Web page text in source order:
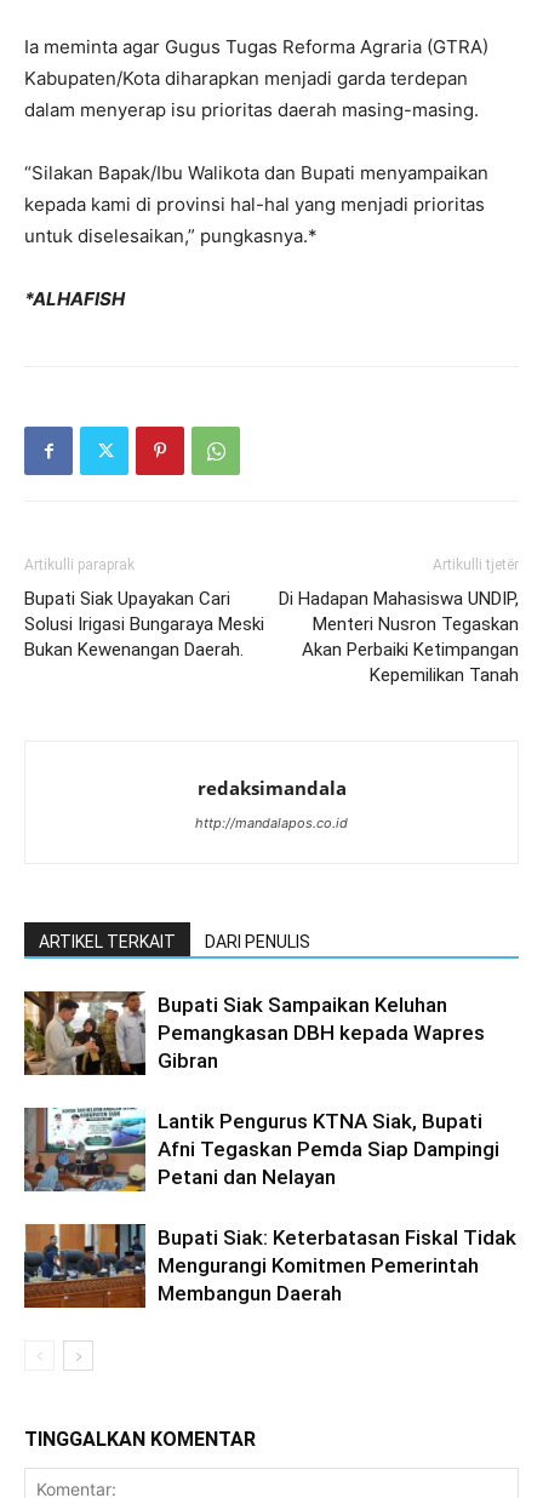
Ia meminta agar Gugus Tugas Reforma Agraria (GTRA)
Kabupaten/Kota diharapkan menjadi garda terdepan
dalam menyerap isu prioritas daerah masing-masing.
“Silakan Bapak/Ibu Walikota dan Bupati menyampaikan
kepada kami di provinsi hal-hal yang menjadi prioritas
untuk diselesaikan,” pungkasnya.*
*ALHAFISH
Artikulli paraprak
Bupati Siak Upayakan Cari
Solusi Irigasi Bungaraya Meski
Bukan Kewenangan Daerah.
Artikulli tjetër
Di Hadapan Mahasiswa UNDIP,
Menteri Nusron Tegaskan
Akan Perbaiki Ketimpangan
Kepemilikan Tanah
redaksimandala
http://mandalapos.co.id
ARTIKEL TERKAIT DARI PENULIS
Bupati Siak Sampaikan Keluhan
Pemangkasan DBH kepada Wapres
Gibran
Lantik Pengurus KTNA Siak, Bupati
Afni Tegaskan Pemda Siap Dampingi
Petani dan Nelayan
Bupati Siak: Keterbatasan Fiskal Tidak
Mengurangi Komitmen Pemerintah
Membangun Daerah
TINGGALKAN KOMENTAR